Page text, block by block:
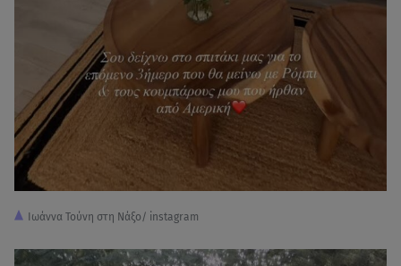
Ιωάννα Τούνη στη Νάξο/ instagram